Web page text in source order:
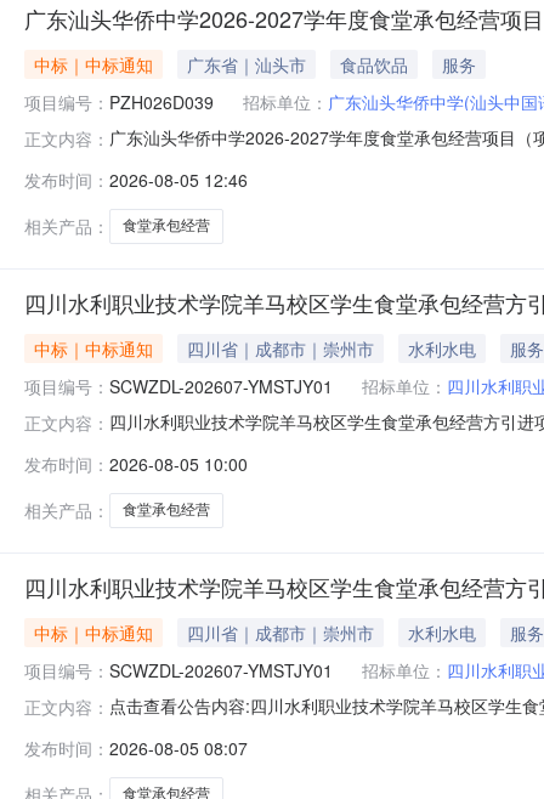
广东汕头华侨中学2026-2027学年度食堂承包经营项
中标｜中标通知 广东省｜汕头市 食品饮品
服务
项目编号： PZH026D039 招标单位： 广东汕头华侨中学(汕头中
正文内容： 广东汕头华侨中学2026-2027学年度食堂承包经营项目
将评标结果进行了为期3个工作日的网上公示，在没有收
厨房、餐厅
发布时间： 2026-08-05 12:46
相关产品：
食堂承包经营
四川水利职业技术学院羊马校区学生食堂承包经营方
中标｜中标通知 四川省｜成都市｜崇州市 水利水电
服务
项目编号： SCWZDL-202607-YMSTJY01 招标单位： 四川水利职
正文内容： 四川水利职业技术学院羊马校区学生食堂承包经营方引
系方式：赖老师；028-68611911采购代理机构名称四川
李章田、胡青
发布时间： 2026-08-05 10:00
相关产品：
食堂承包经营
四川水利职业技术学院羊马校区学生食堂承包经营方
中标｜中标通知 四川省｜成都市｜崇州市 水利水电
服务
项目编号： SCWZDL-202607-YMSTJY01 招标单位： 四川水利职
正文内容： 点击查看公告内容:四川水利职业技术学院羊马校区学生
发布时间： 2026-08-05 08:07
相关产品：
食堂承包经营